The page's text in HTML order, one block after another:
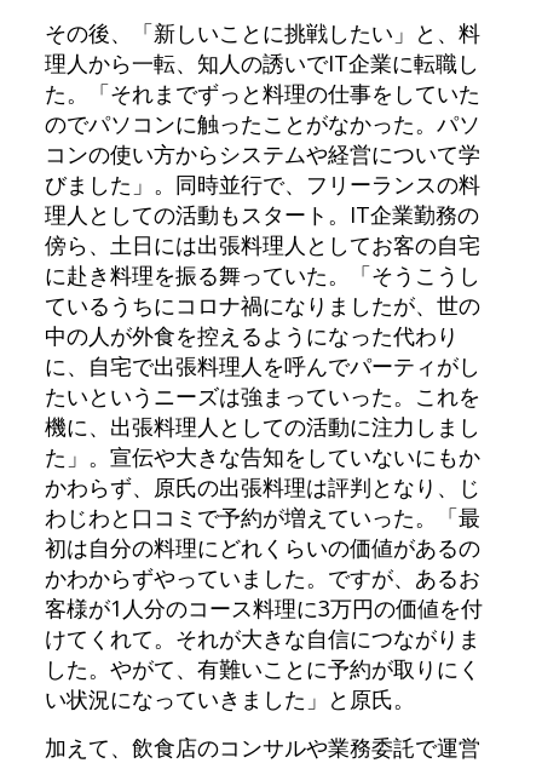
その後、「新しいことに挑戦したい」と、料
理人から一転、知人の誘いでIT企業に転職し
た。「それまでずっと料理の仕事をしていた
のでパソコンに触ったことがなかった。パソ
コンの使い方からシステムや経営について学
びました」。同時並行で、フリーランスの料
理人としての活動もスタート。IT企業勤務の
傍ら、土日には出張料理人としてお客の自宅
に赴き料理を振る舞っていた。「そうこうし
ているうちにコロナ禍になりましたが、世の
中の人が外食を控えるようになった代わり
に、自宅で出張料理人を呼んでパーティがし
たいというニーズは強まっていった。これを
機に、出張料理人としての活動に注力しまし
た」。宣伝や大きな告知をしていないにもか
かわらず、原氏の出張料理は評判となり、じ
わじわと口コミで予約が増えていった。「最
初は自分の料理にどれくらいの価値があるの
かわからずやっていました。ですが、あるお
客様が1人分のコース料理に3万円の価値を付
けてくれて。それが大きな自信につながりま
した。やがて、有難いことに予約が取りにく
い状況になっていきました」と原氏。
加えて、飲食店のコンサルや業務委託で運営